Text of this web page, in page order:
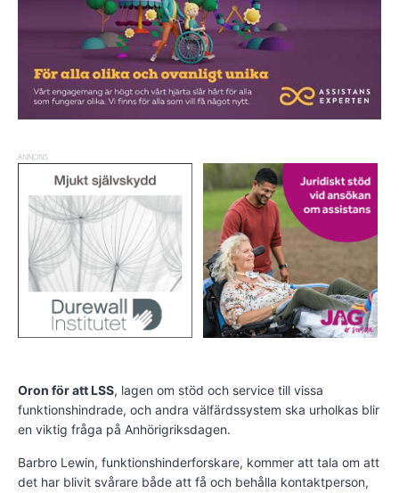
ANNONS
Oron för att LSS, lagen om stöd och service till vissa
funktionshindrade, och andra välfärdssystem ska urholkas blir
en viktig fråga på Anhörigriksdagen.
Barbro Lewin, funktionshinderforskare, kommer att tala om att
det har blivit svårare både att få och behålla kontaktperson,